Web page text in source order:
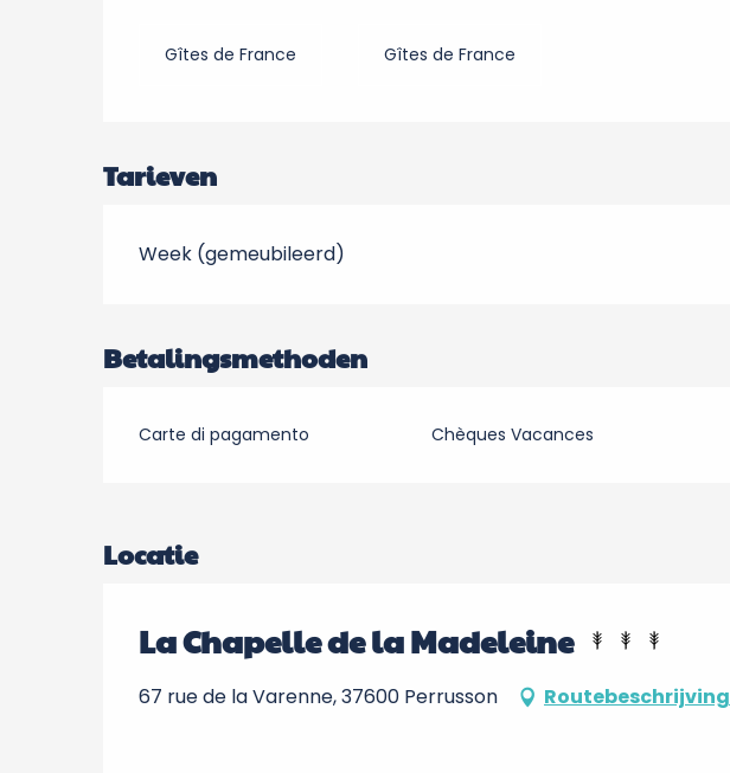
Gîtes de France Gîtes de France
Tarieven
Week (gemeubileerd)
Betalingsmethoden
Carte di pagamento Chèques Vacances
Locatie
La Chapelle de la Madeleine
67 rue de la Varenne, 37600 Perrusson Routebeschrijving